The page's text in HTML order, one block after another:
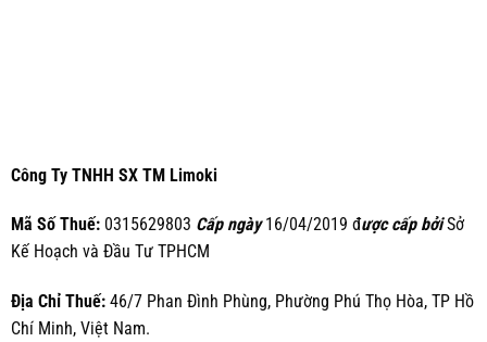
Công Ty TNHH SX TM Limoki
Mã Số Thuế:0315629803 Cấp ngày16/04/2019 được cấp bởiSở
Kế Hoạch và Đầu Tư TPHCM
Địa Chỉ Thuế:46/7 Phan Đình Phùng, Phường Phú Thọ Hòa, TP Hồ
Chí Minh, Việt Nam.